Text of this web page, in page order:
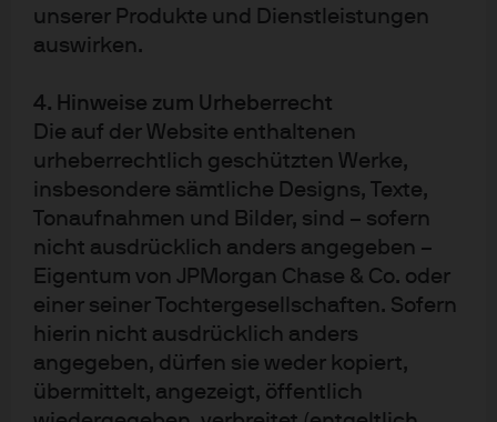
unserer Produkte und Dienstleistungen
auswirken.
4. Hinweise zum Urheberrecht
Die auf der Website enthaltenen
urheberrechtlich geschützten Werke,
insbesondere sämtliche Designs, Texte,
Tonaufnahmen und Bilder, sind – sofern
nicht ausdrücklich anders angegeben –
Eigentum von JPMorgan Chase & Co. oder
einer seiner Tochtergesellschaften. Sofern
hierin nicht ausdrücklich anders
angegeben, dürfen sie weder kopiert,
übermittelt, angezeigt, öffentlich
aktuellen Entwicklungen für die Portfolios deutlich und
verbessern damit die Entscheidungsqualität bei der
Diversifizierung auszuschöpfen und das
Investmentportfolio so zu strukturieren, dass
Anlegerinnen und Anleger über alle Marktzyklen hinweg
ihre Anlageziele erreichen.
Kontakt Deutschland
JPMorgan Asset Management (Europe) S.à r.l.
Frankfurt Branch
Taunustor 1
60310 Frankfurt am Main
www.jpmorganassetmanagement.de